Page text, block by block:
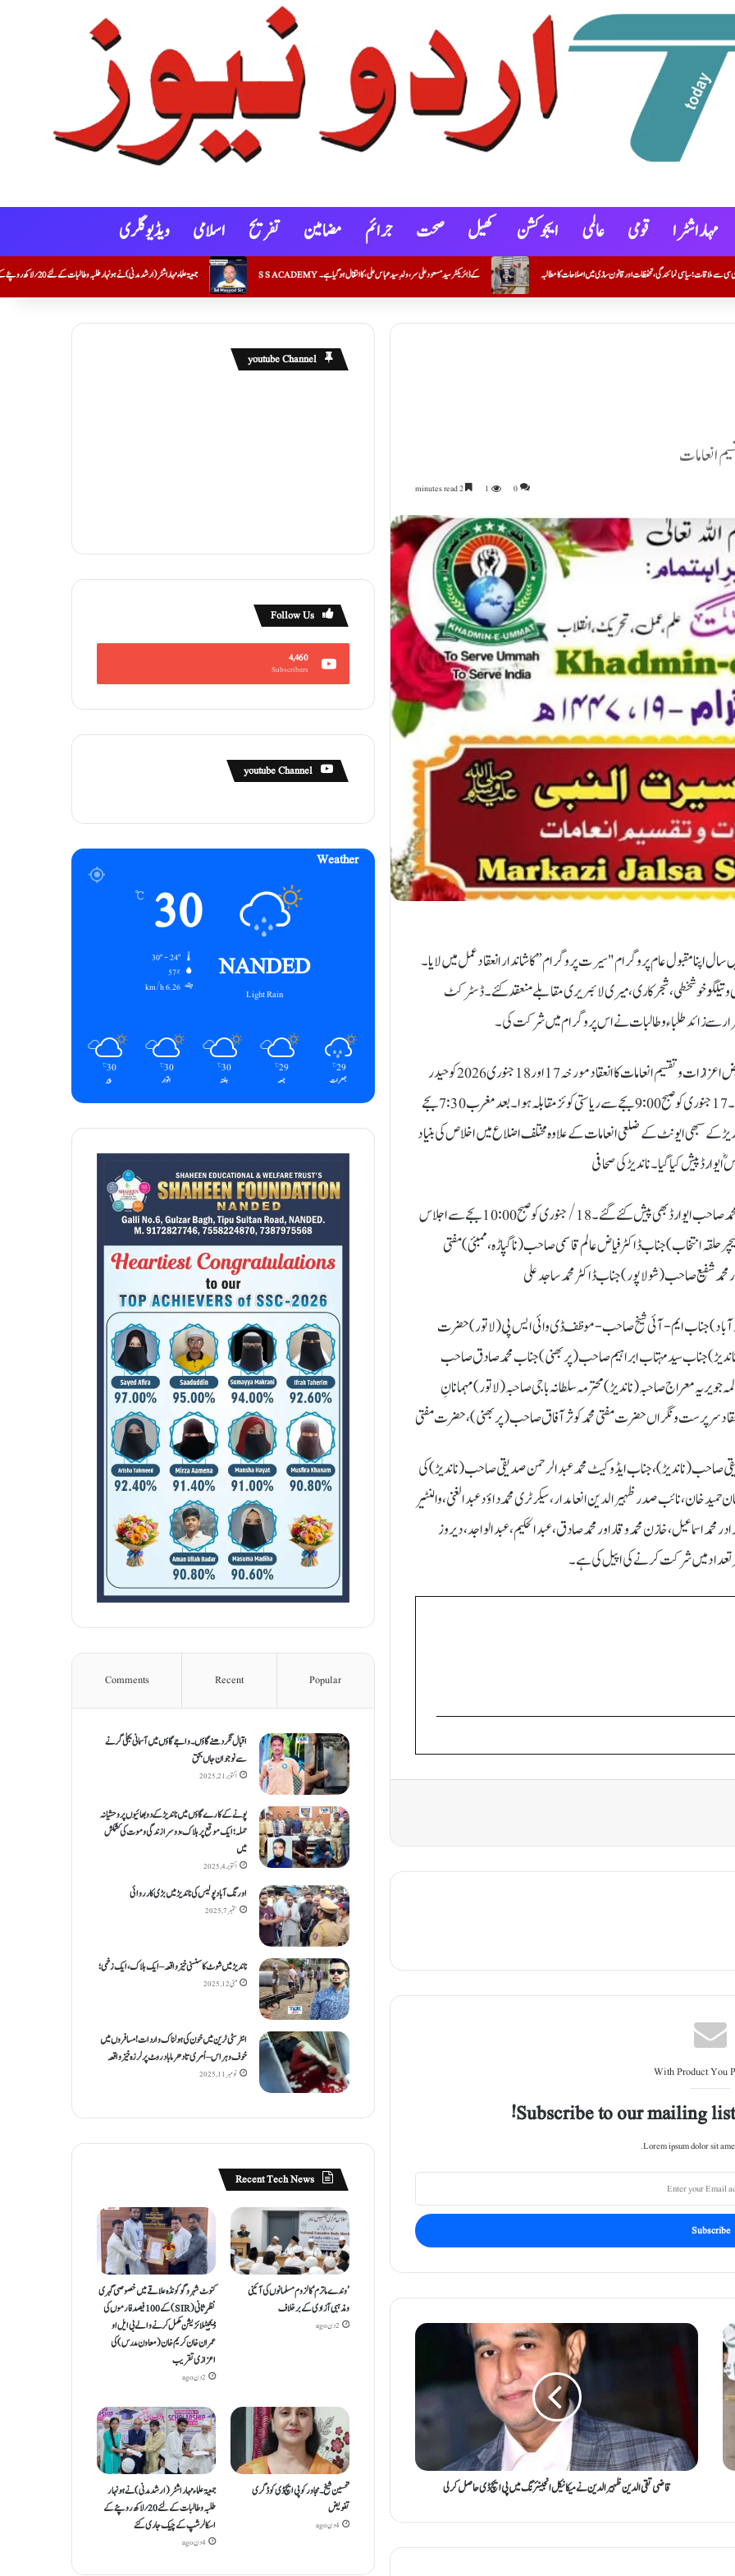
مہاراشٹرا قومی عالمی ایجوکشن کھیل صحت جرائم مضامین تفریح اسلامی ویڈیو گلری
جمعیۃعلماء مہاراشٹر (ارشد مدنی)نے ہونہار طلبہ و طالبات کے لئے20؍ لاکھ روپئے کے اسکالرشپ کے چیک جاری کئے S S ACADEMY کے ڈائریکٹر سید مسعود علی سر، ولدِ سید عباس علی، کا انتقال ہو گیا ہے۔ سازی میں اصلاحات کا مطالبہ
انعامات
0
1
انیسویں سال اپنا مقبول عام پروگرام "سیرت پروگرام” کا شاندار انعقاد عمل میں لایا۔
و تیلگو خوشخطی، شجر کاری ، میری لائبریری مقابلے منعقد کئے۔ ڈسٹرکٹ
سے زائد طلباء و طالبات نے اس پروگرام میں شرکت کی۔
اس پروگرام کی آخری کڑی "مرکزی جلسۂ سیرت النبیﷺ و تفویض اعزازات و تقسیم انعامات کا انعقاد مورخہ 17 اور 18 جنوری 2026 کو حیدر
گارڈن فنکشن ھال مال ٹیکری روڈ دیگلور ناکہ ناندیڑ پر ہونے جارہا ہے۔ 17 جنوری کو صبح 9:00 بجے سے ریاستی کوئز مقابلہ ہوا۔ بعد مغرب 7:30 بجے
کے سبھی ایونٹ کے ضلعی انعامات کے علاوہ مختلف اضلاع میں اخلاص کی بنیاد
پیش کیاگیا۔ ناندیڑ کی صحافی
برادری کا اور ڈسٹرکٹ آرگنائزرس کا استقبالیہ اور بیسٹ والنٹیر "ببر محمد صاحب ایوارڈ بھی پیش کئےگئے۔ 18/ جنوری کو صبح 10:00 بجے سے اجلاس
انتخاب) جناب ڈاکٹر فیاض عالم قاسمی صاحب (ناگپاڑہ،ممبئی) مفتی
شفیع صاحب (شولاپور) جناب ڈاکٹر محمد ساجد علی
جناب ایم-آئی شیخ صاحب- موظف ڈی وائی ایس پی (لاتور) حضرت
جناب سید مہتاب ابراہیم صاحب (پربھنی) جناب محمد صادق صاحب
جویریہ معراج صاحبہ (ناندیڑ) محترمہ سلطانہ باجی صاحبہ (لاتور) مہمانانِ
صاحب (ناندیڑ)،جناب ایڈوکیٹ محمد عبد الرحمن صدیقی صاحب ( ناندیڑ) کی
خان، نائب صدر ظہیرالدین انعامدار، سیکرٹری محمد داؤد عبدالغنی ، والنٹیر
سیرت پروگرام-۱۹ کے آرگنائزر برادر محمد اسماعیل، خازن محمد وقاراور محمد صادق، عبدالحکیم،عبدالواجد،دیروز
تعداد میں شرکت کرنے کی اپیل کی ہے۔
With Product You
Subscribe to our mailing
Lorem ipsum dolor sit
ق
ل
ن
قاضی تقی الدین ظہیرالدین نے میکانیکل انجینئرنگ میں پی ایچ ڈی حاصل کرلی
youtube Channel
Follow Us
4,460
Subscribers
youtube Channel
Weather
NANDED
Light Rain
30
℃
57%
6.26 km/h
29
℃
جمعرات
29
℃
جمعہ
30
℃
ہفتہ
30
℃
اتوار
30
℃
پیر
Popular
Recent
Comments
اقبال نگر دھنےگاؤں۔ واجےگاؤں میں آسمانی بجلی گرنے
سے نوجوان جاں بحق
اکتوبر 21, 2025
پونے کے کارےگاؤں میں ناندیڑ کے دو بھائیوں پر وحشیانہ
حملہ؛ ایک موقع پر ہلاک، دوسرا زندگی و موت کی کشمکش
میں
اکتوبر 4, 2025
اورنگ آباد پولیس کی ناندیڑ میں بڑی کارروائی
ستمبر 7, 2025
ناندیڑ میں شوٹ کا سنسنی خیز واقعہ – ایک ہلاک، ایک زخمی؛
مئی 12, 2025
انٹر سٹی ٹرین میں خون کی ہولناک واردات! مسافروں میں
خوف و ہراس – اُمری تا دھرما باد روٹ پر لرزہ خیز واقعہ
نومبر 11, 2025
Recent Tech News
’وندے ماترم‘ کا لزوم مسلمانوں کی آئینی
ومذہبی آزادی کے برخلاف
2 دن ago
کنوٹ شہر و گوکونڈہ علاقے میں خصوصی گہری
نظرِ ثانی (SIR) کے 100 فیصد فارموں کی
ڈیجیٹلائزیشن مکمل کرنے والے بی ایل او
عمران خان کریم خان (معاون مدرس) کی
اعزازی تقریب
2 دن ago
تحسین شیخ۔ مجاور کو پی ایچ ڈی کو ڈگری
تفویض
4 دن ago
جمعیۃعلماء مہاراشٹر (ارشد مدنی)نے ہونہار
طلبہ و طالبات کے لئے20؍ لاکھ روپئے کے
اسکالرشپ کے چیک جاری کئے
4 دن ago